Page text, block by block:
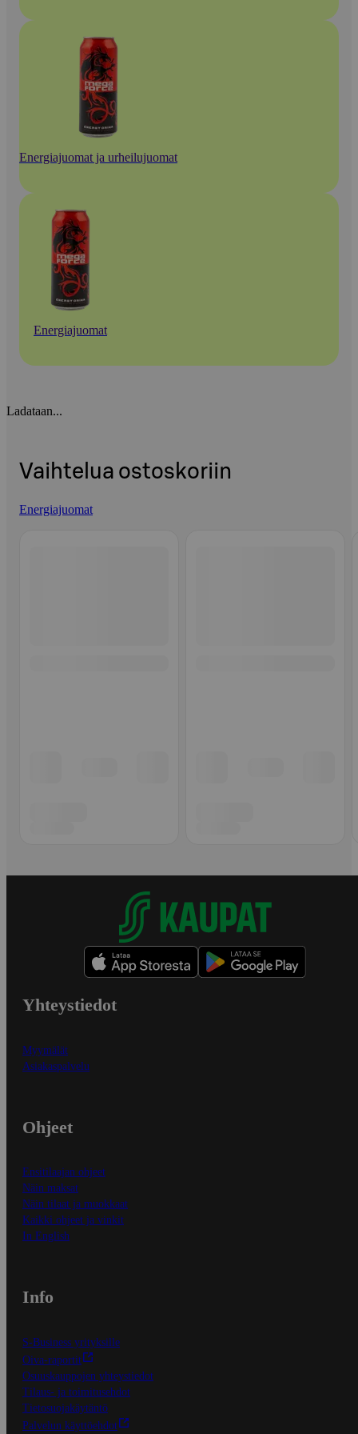
Energiajuomat ja urheilujuomat
Energiajuomat
Ladataan...
Vaihtelua ostoskoriin
Energiajuomat
Yhteystiedot
Myymälät
Asiakaspalvelu
Ohjeet
Ensitilaajan ohjeet
Näin maksat
Näin tilaat ja muokkaat
Kaikki ohjeet ja vinkit
In English
Info
S-Business yrityksille
Oiva-raportit
Osuuskauppojen yhteystiedot
Tilaus- ja toimitusehdot
Tietosuojakäytäntö
Palvelun käyttöehdot